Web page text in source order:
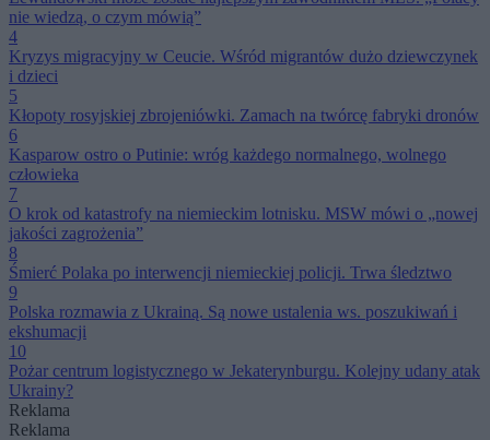
nie wiedzą, o czym mówią”
4
Kryzys migracyjny w Ceucie. Wśród migrantów dużo dziewczynek
i dzieci
5
Kłopoty rosyjskiej zbrojeniówki. Zamach na twórcę fabryki dronów
6
Kasparow ostro o Putinie: wróg każdego normalnego, wolnego
człowieka
7
O krok od katastrofy na niemieckim lotnisku. MSW mówi o „nowej
jakości zagrożenia”
8
Śmierć Polaka po interwencji niemieckiej policji. Trwa śledztwo
9
Polska rozmawia z Ukrainą. Są nowe ustalenia ws. poszukiwań i
ekshumacji
10
Pożar centrum logistycznego w Jekaterynburgu. Kolejny udany atak
Ukrainy?
Reklama
Reklama